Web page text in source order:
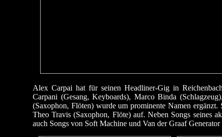
Alex Carpai hat für seinen Headliner-Gig in
Carpani (Gesang, Keyboards), Marco Binda
(Saxophon, Flöten) wurde um prominente Namen
Theo Travis (Saxophon, Flöte) auf. Neben Songs seines
auch Songs von Soft Machine und Van der Graaf Generator